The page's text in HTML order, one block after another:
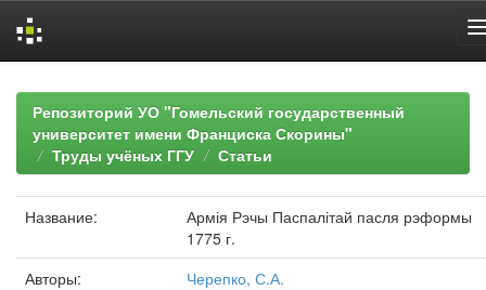
navigationРепозиторий УО "Гомельский государственный
университет имени Франциска Скорины"
Труды учёных ГГУ
Статьи
Название:
Армія Рэчы Паспалітай пасля рэформы
1775 г.
Авторы:
Черепко, С.А.